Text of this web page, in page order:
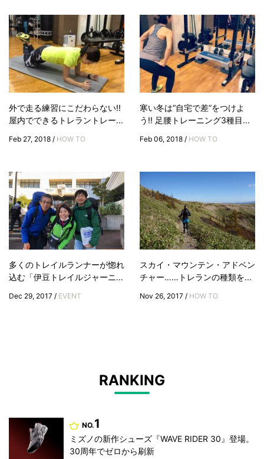
外で走る練習にこだわらない!!
屋内でできるトレラントレー...
Feb 27, 2018 / HOW TO
寒い冬は“自宅で差”をつけよ
う!! 足腰トレーニング3種目...
Feb 06, 2018 / HOW TO
多くのトレイルランナーが惚れ
込む「伊豆トレイルジャーニ...
Dec 29, 2017 / EVENT
スカイ・マウンテン・アドベン
チャー……トレランの種類を...
Nov 26, 2017 / HOW TO
RANKING
NO.1
ミズノの新作シューズ『WAVE RIDER 30』登場。
30周年でゼロから刷新